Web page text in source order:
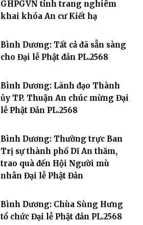
GHPGVN tỉnh trang nghiêm
khai khóa An cư Kiết hạ
Bình Dương: Tất cả đã sẵn sàng
cho Đại lễ Phật đản PL.2568
Bình Dương: Lãnh đạo Thành
ủy TP. Thuận An chúc mừng Đại
lễ Phật Đản PL.2568
Bình Dương: Thường trực Ban
Trị sự thành phố Dĩ An thăm,
trao quà đến Hội Người mù
nhân Đại lễ Phật Đản
Bình Dương: Chùa Sùng Hưng
tổ chức Đại lễ Phật đản PL.2568